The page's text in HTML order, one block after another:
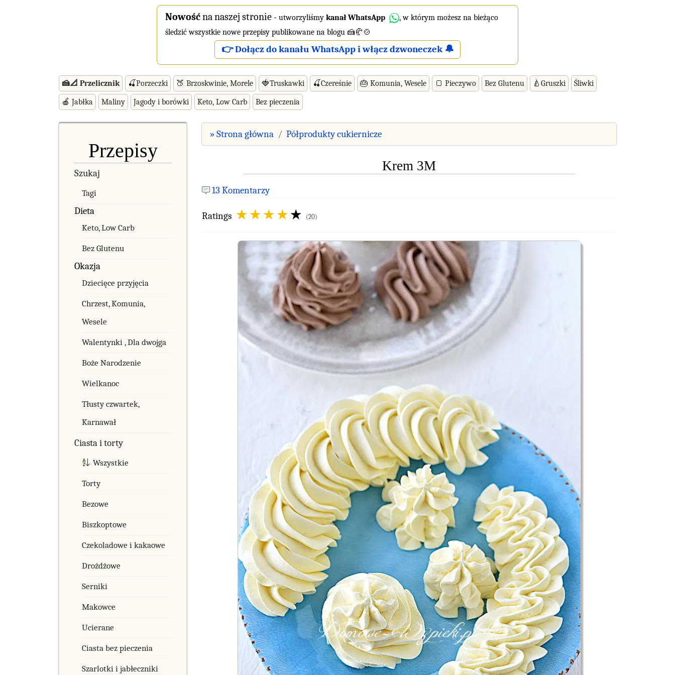
Nowośćna naszej stronie - utworzyliśmy kanał WhatsApp
, w którym możesz na bieżąco
śledzić wszystkie nowe przepisy publikowane na blogu 🍰🥐🍲
👉 Dołącz do kanału WhatsApp i włącz dzwoneczek 🔔
🍰📐 Przelicznik 🍒Porzeczki 🍑 Brzoskwinie, Morele 🍓Truskawki 🍒Czereśnie 🎂 Komunia, Wesele 🍞 Pieczywo Bez Glutenu 🍐Gruszki Śliwki
🍎 Jabłka Maliny Jagody i borówki Keto, Low Carb Bez pieczenia
Przepisy
Szukaj
Tagi
Dieta
Keto, Low Carb
Bez Glutenu
Okazja
Dziecięce przyjęcia
Chrzest, Komunia,
Wesele
Walentynki , Dla dwojga
Boże Narodzenie
Wielkanoc
Tłusty czwartek,
Karnawał
Ciasta i torty
Wszystkie
Torty
Bezowe
Biszkoptowe
Czekoladowe i kakaowe
Drożdżowe
Serniki
Makowce
Ucierane
Ciasta bez pieczenia
Szarlotki i jabłeczniki
» Strona główna Półprodukty cukiernicze
Krem 3M
13 Komentarzy
Ratings (20)